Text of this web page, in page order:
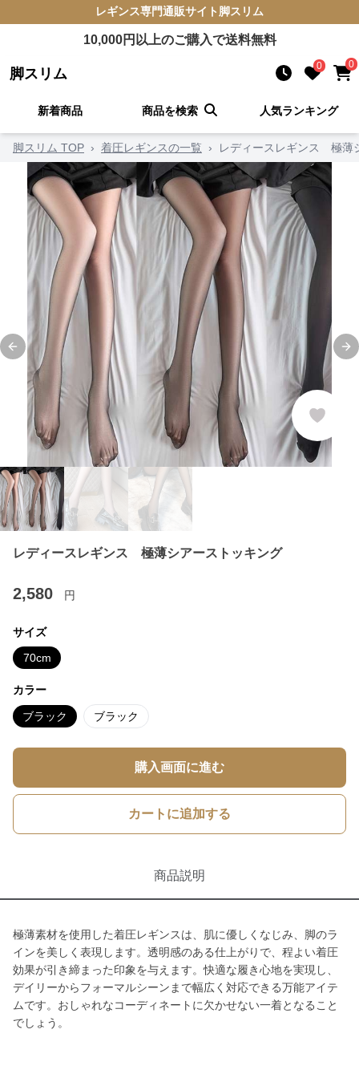
レギンス専門通販サイト 脚スリム
10,000円以上のご購入で送料無料
脚スリム 0 0
新着商品 商品を検索 人気ランキング
脚スリム TOP › 着圧レギンスの一覧 › レディースレギンス 極薄
Previous slide
レディースレギンス 極薄シアーストッキング
2,580 円
サイズ
70cm
カラー
ブラック ブラック
購入画面に進む
カートに追加する
商品説明
極薄素材を使用した着圧レギンスは、肌に優しくなじみ、脚のラ
インを美しく表現します。透明感のある仕上がりで、程よい着圧
効果が引き締まった印象を与えます。快適な履き心地を実現し、
デイリーからフォーマルシーンまで幅広く対応できる万能アイテ
ムです。おしゃれなコーディネートに欠かせない一着となること
でしょう。